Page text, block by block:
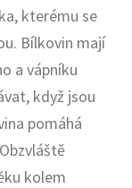
kterému se
Bílkovin mají
a vápníku
když jsou
pomáhá
kolem